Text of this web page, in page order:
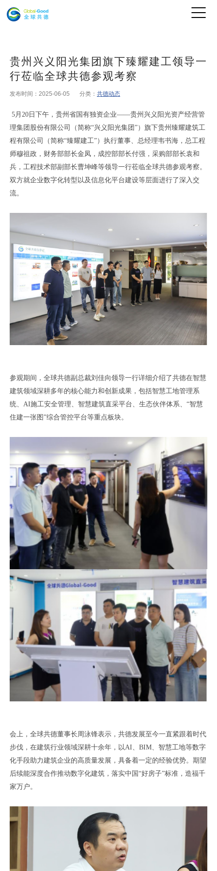
贵州兴义阳光集团旗下臻耀建工领导一
行莅临全球共德参观考察
发布时间：2025-06-05 分类： 共德动态
5月 20 日下午 ， 贵州省国有独资企业——贵州兴义阳光资产经营管
理集团股份有限公司（简称“兴义阳光集团”） 旗下贵州臻耀建筑工
程有限公司（简称“臻耀建工”） 执行董事、总经理韦书海，总工程
师穆祖政，财务部部长金凤，成控部部长付强，采购部部长袁和
兵，工程技术部副部长曹坤峰等领导一行莅临全球共德参观考察。
双方就企业数字化转型以及信息化平台建设等层面进行了深入交
流。
参观期间 ， 全球共德副总裁刘佳向领导一行详细介绍了共德在智慧
建筑领域深耕多年的核心能力和创新成果 ， 包括智慧工地管理系
统、 AI施工安全管理 、智慧建筑直采平台 、生态伙伴体系、 “智慧
住建一张图”综合管控平台等重点板块。
会上 ， 全球共德董事长周泳锋表示 ， 共德发展至今一直紧跟着时代
步伐 ， 在建筑行业领域深耕十余年 ， 以 AI、BIM、 智慧工地等数字
化手段助力建筑企业的高质量发展 ， 具备着一定的经验优势。 期望
后续能深度合作推动数字化建筑 ， 落实中国 “好房子”标准 ， 造福千
家万户 。